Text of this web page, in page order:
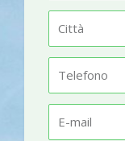
m
t
à
l